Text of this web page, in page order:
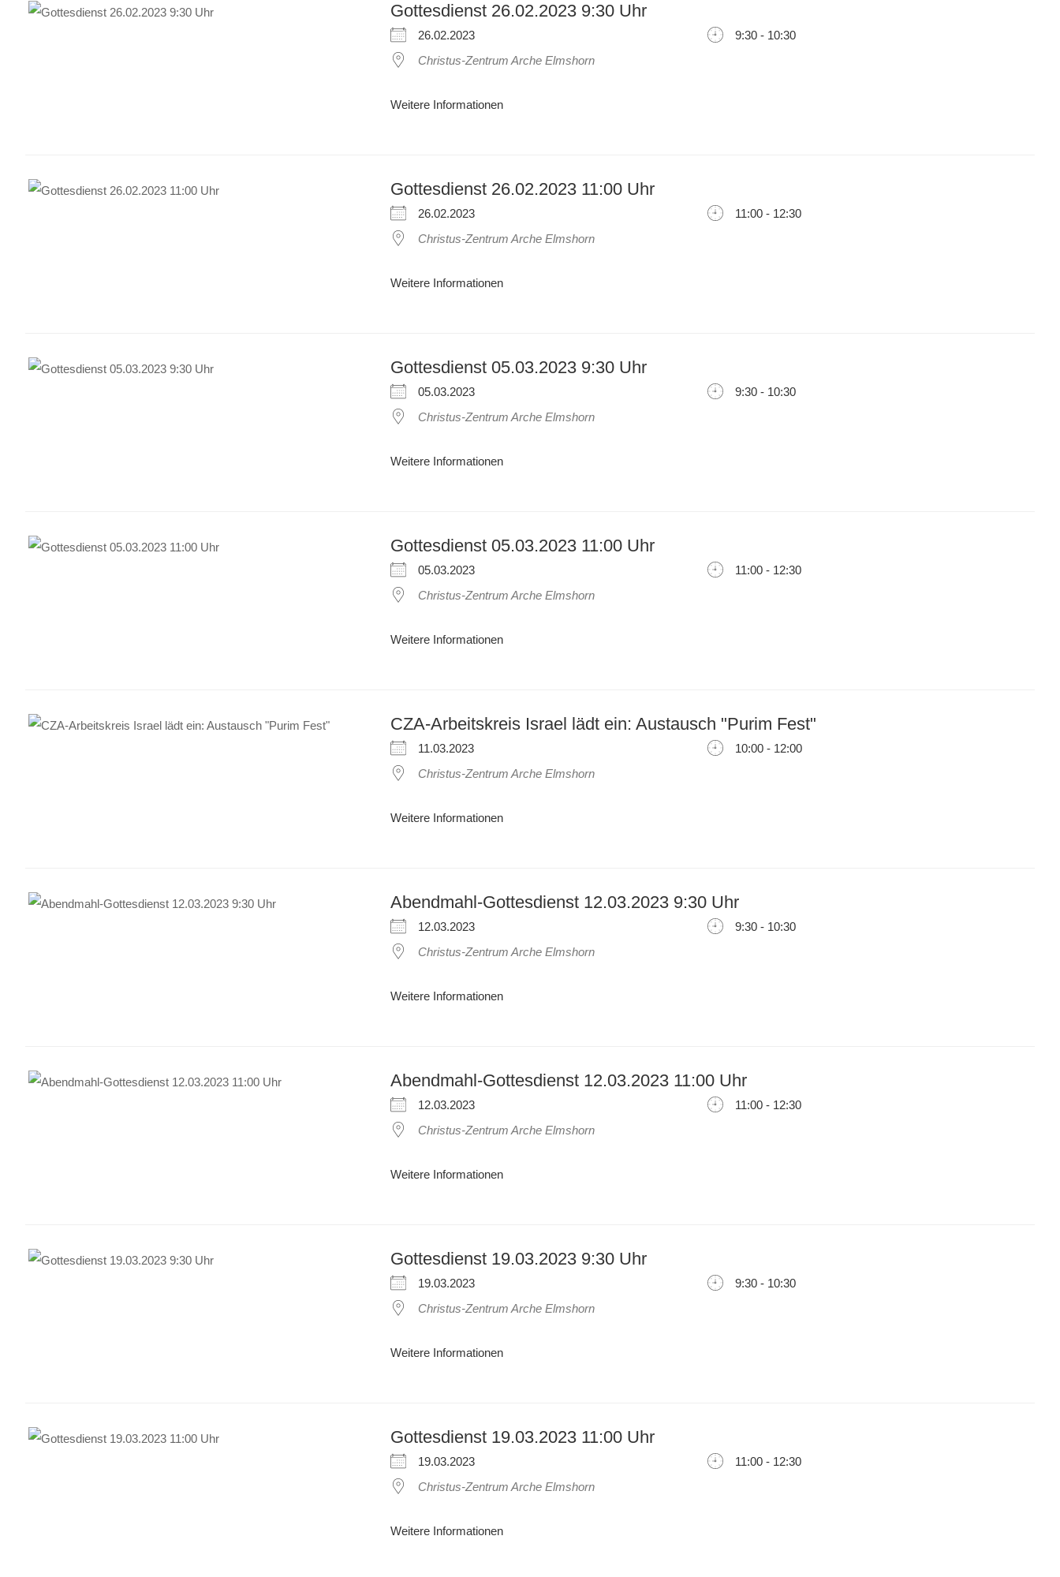
Gottesdienst 26.02.2023 9:30 Uhr
26.02.2023
9:30 - 10:30
Christus-Zentrum Arche Elmshorn
Weitere Informationen
Gottesdienst 26.02.2023 11:00 Uhr
26.02.2023
11:00 - 12:30
Christus-Zentrum Arche Elmshorn
Weitere Informationen
Gottesdienst 05.03.2023 9:30 Uhr
05.03.2023
9:30 - 10:30
Christus-Zentrum Arche Elmshorn
Weitere Informationen
Gottesdienst 05.03.2023 11:00 Uhr
05.03.2023
11:00 - 12:30
Christus-Zentrum Arche Elmshorn
Weitere Informationen
CZA-Arbeitskreis Israel lädt ein: Austausch "Purim Fest"
11.03.2023
10:00 - 12:00
Christus-Zentrum Arche Elmshorn
Weitere Informationen
Abendmahl-Gottesdienst 12.03.2023 9:30 Uhr
12.03.2023
9:30 - 10:30
Christus-Zentrum Arche Elmshorn
Weitere Informationen
Abendmahl-Gottesdienst 12.03.2023 11:00 Uhr
12.03.2023
11:00 - 12:30
Christus-Zentrum Arche Elmshorn
Weitere Informationen
Gottesdienst 19.03.2023 9:30 Uhr
19.03.2023
9:30 - 10:30
Christus-Zentrum Arche Elmshorn
Weitere Informationen
Gottesdienst 19.03.2023 11:00 Uhr
19.03.2023
11:00 - 12:30
Christus-Zentrum Arche Elmshorn
Weitere Informationen